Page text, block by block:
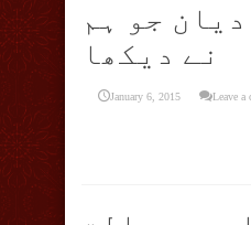
جو ہم
نے دیکھا
January 6, 2015 Leave a